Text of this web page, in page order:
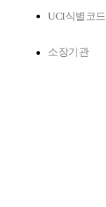
UCI식별코드
소장기관